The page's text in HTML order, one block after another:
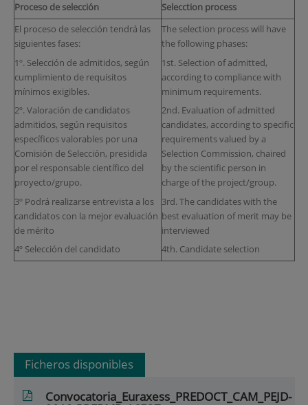
Proceso de selección
Selecction process
El proceso de selección tendrá las
siguientes fases:
1º. Selección de admitidos, según
cumplimiento de requisitos
mínimos exigibles.
2º. Valoración de candidatos
admitidos, según requisitos
específicos valorables por una
Comisión de Selección, presidida
por el responsable científico del
proyecto/grupo.
3º Podrá realizarse entrevista a los
candidatos con la mejor evaluación
de mérito
4º Selección del candidato
The selection process will have
the following phases:
1st. Selection of admitted,
according to compliance with
minimum requirements.
2nd. Evaluation of admitted
candidates, according to specific
requirements valued by a
Selection Commission, chaired
by the scientific person in
charge of the project/group.
3rd. The candidates with the
best evaluation of merit may be
interviewed
4th. Candidate selection
Ficheros disponibles
Convocatoria_Euraxess_PREDOCT_CAM_PEJD-